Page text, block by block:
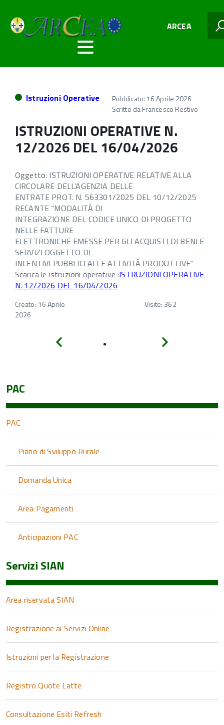
ARCEA
Istruzioni Operative
Pubblicato: 16 Aprile 2026
Scritto daFrancesco Restivo
ISTRUZIONI OPERATIVE N.
12/2026 DEL 16/04/2026
Oggetto: ISTRUZIONI OPERATIVE RELATIVE ALLA
CIRCOLARE DELL’AGENZIA DELLE
ENTRATE PROT. N. 563301/2025 DEL 10/12/2025
RECANTE “MODALITÀ DI
INTEGRAZIONE DEL CODICE UNICO DI PROGETTO
NELLE FATTURE
ELETTRONICHE EMESSE PER GLI ACQUISTI DI BENI E
SERVIZI OGGETTO DI
INCENTIVI PUBBLICI ALLE ATTIVITÀ PRODUTTIVE”
Scarica le istruzioni operative :ISTRUZIONI OPERATIVE
N. 12/2026 DEL 16/04/2026
Creato: 16 Aprile
2026
Visite: 362
PAC
PAC
Piano di Sviluppo Rurale
Domanda Unica
Area Pagamenti
Anticipazioni PAC
Servizi SIAN
Area riservata SIAN
Registrazione ai Servizi Online
Istruzioni per la Registrazione
Registro Quote Latte
Consultazione Esiti Refresh